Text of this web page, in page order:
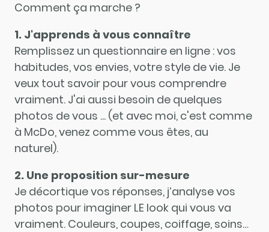
Comment ça marche ?
1. J'apprends à vous connaître
Remplissez un questionnaire en ligne : vos
habitudes, vos envies, votre style de vie. Je
veux tout savoir pour vous comprendre
vraiment. J'ai aussi besoin de quelques
photos de vous ... (et avec moi, c'est comme
à McDo, venez comme vous êtes, au
naturel).
2. Une proposition sur-mesure
Je décortique vos réponses, j’analyse vos
photos pour imaginer LE look qui vous va
vraiment. Couleurs, coupes, coiffage, soins…